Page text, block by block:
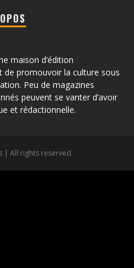
maison d’édition
de promouvoir la culture sous
Peu de magazines
peuvent se vanter d’avoir
et rédactionnelle.
| All rights reserved.